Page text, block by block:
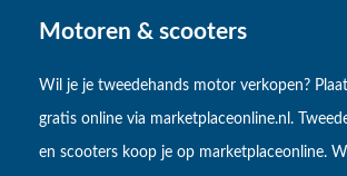
Motoren & scooters
Wil je je tweedehands motor verkopen?
gratis online via marketplaceonline.nl.
en scooters koop je op marketplaceonline.